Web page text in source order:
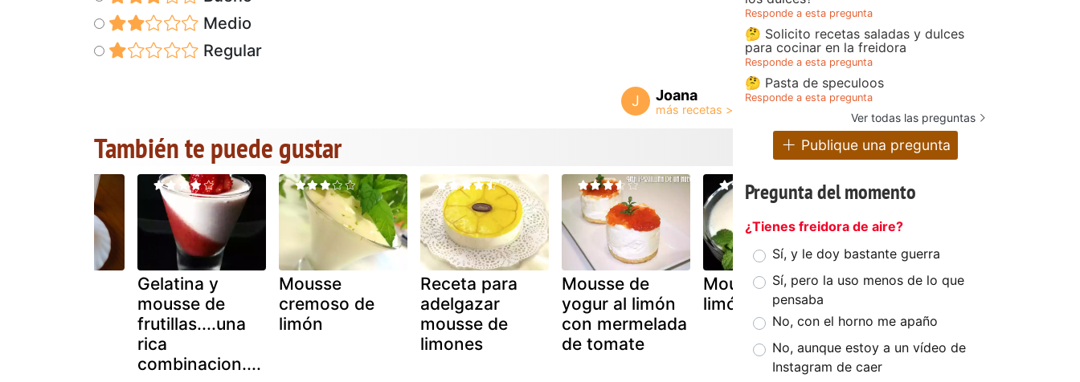
Medio
Regular
J Joana
También te puede gustar
Gelatina y
mousse de
frutillas....una
rica
combinacion....
Mousse
cremoso de
limón
Receta para
adelgazar
mousse de
limones
Mousse de
yogur al limón
con mermelada
de tomate
Mousse de
limón
Niños a la
mousse de
limon de borja.-
Responde a esta pregunta
🤔 Solicito recetas saladas y dulces
para cocinar en la freidora
Responde a esta pregunta
🤔 Pasta de speculoos
Responde a esta pregunta
Ver todas las preguntas
Publique una pregunta
Pregunta del momento
¿Tienes freidora de aire?
Sí, y le doy bastante guerra
Sí, pero la uso menos de lo que
pensaba
No, con el horno me apaño
No, aunque estoy a un vídeo de
Instagram de caer